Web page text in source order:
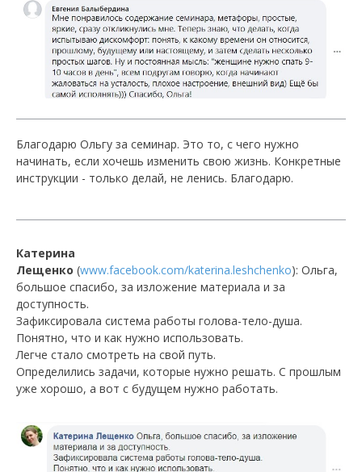
Благодарю Ольгу за семинар. Это то, с чего нужно
начинать, если хочешь изменить свою жизнь. Конкретные
инструкции - только делай, не ленись. Благодарю.
Катерина
Лещенко (www.facebook.com/katerina.leshchenko): Ольга,
большое спасибо, за изложение материала и за
доступность.
Зафиксировала система работы голова-тело-душа.
Понятно, что и как нужно использовать.
Легче стало смотреть на свой путь.
Определились задачи, которые нужно решать. С прошлым
уже хорошо, а вот с будущем нужно работать.